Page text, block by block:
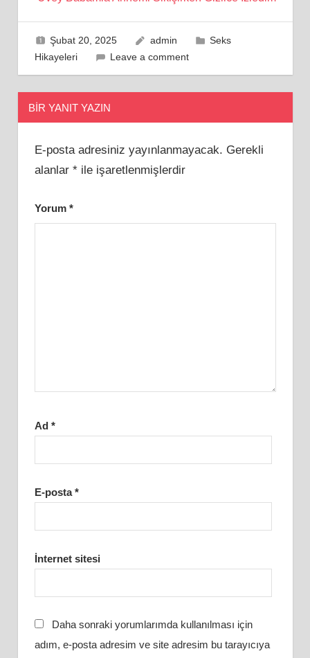
Şubat 20, 2025 admin
Seks
Hikayeleri
Leave a comment
BIR YANIT YAZIN
E-posta adresiniz yayınlanmayacak. Gerekli
alanlar *ile işaretlenmişlerdir
Yorum *
Ad *
E-posta*
İnternet sitesi
Daha sonraki yorumlarımda kullanılması için
adım, e-posta adresim ve site adresim bu tarayıcıya